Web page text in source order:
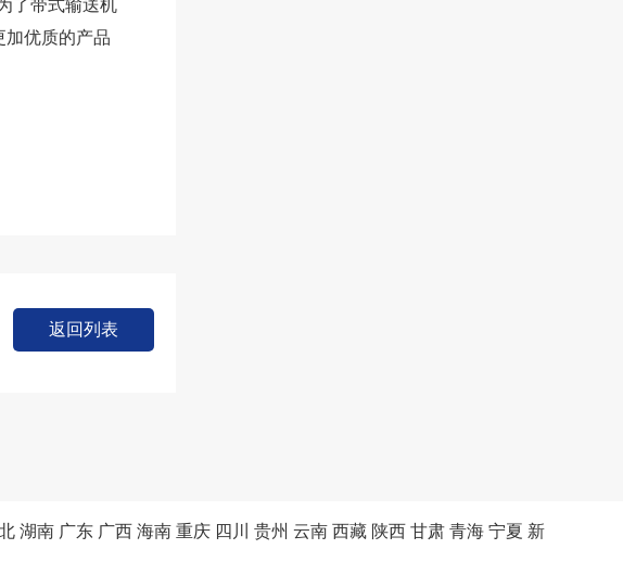
了带式输送机
加优质的产品
返回列表
湖南 广东 广西 海南 重庆 四川 贵州 云南 西藏 陕西 甘肃 青海 宁夏 新